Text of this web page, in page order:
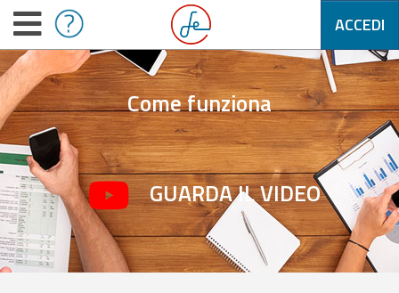
ACCEDI
Come funziona
GUARDA IL VIDEO